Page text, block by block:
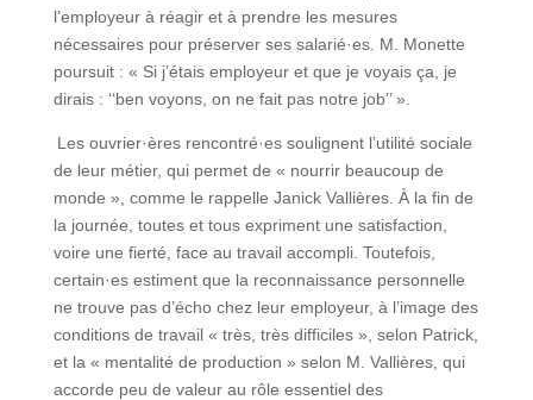
l’employeur à réagir et à prendre les mesures
nécessaires pour préserver ses salarié·es. M. Monette
poursuit : « Si j’étais employeur et que je voyais ça, je
dirais : ‘‘ben voyons, on ne fait pas notre job’’ ».
Les ouvrier·ères rencontré·es soulignent l’utilité sociale
de leur métier, qui permet de « nourrir beaucoup de
monde », comme le rappelle Janick Vallières. À la fin de
la journée, toutes et tous expriment une satisfaction,
voire une fierté, face au travail accompli. Toutefois,
certain·es estiment que la reconnaissance personnelle
ne trouve pas d’écho chez leur employeur, à l’image des
conditions de travail « très, très difficiles », selon Patrick,
et la « mentalité de production » selon M. Vallières, qui
accorde peu de valeur au rôle essentiel des